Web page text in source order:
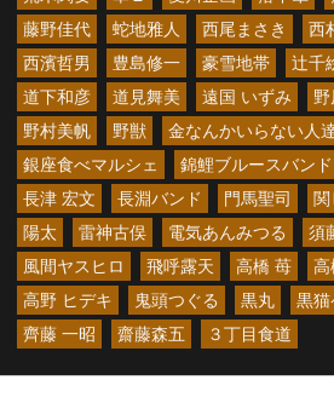
藤野佳代
蛇地雅人 西尾まさき 西
西濱哲男
豊島修一 豪雪地帯 辻千
道下和彦
道見舞美 遠国 いずみ 野
野村美帆
野獣 金なんかいらない人
銀座食べマルシェ
錦鯉ブルースバンド
長津 宏文
長淵バンド 門馬聖司 関
陽太
雷神古俣 電気あんみつる 須
風間ヤスヒロ
飛呼露天 高橋 苺 高
高野 ヒデキ
鬼頭つぐる 黒丸
黒猫
齊藤 一昭
齋藤森五 ３丁目食道